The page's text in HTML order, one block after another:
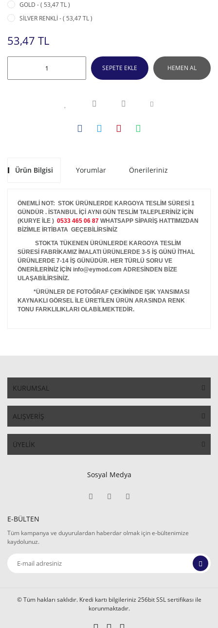
GOLD - ( 53,47 TL )
SİLVER RENKLİ - ( 53,47 TL )
53,47 TL
SEPETE EKLE HEMEN AL
Ürün Bilgisi Yorumlar Önerileriniz
ÖNEMLİ NOT: STOK ÜRÜNLERDE KARGOYA TESLİM SÜRESİ 1
GÜNDÜR . İSTANBUL İÇİ AYNI GÜN TESLİM TALEPLERİNİZ İÇİN
(KURYE İLE ) 0533 465 06 87 WHATSAPP SİPARİŞ HATTIMIZDAN
BİZİMLE İRTİBATA GEÇEBİLİRSİNİZ
STOKTA TÜKENEN ÜRÜNLERDE KARGOYA TESLİM
SÜRESİ FABRİKAMIZ İMALATI ÜRÜNLERDE 3-5 İŞ GÜNÜ İTHAL
ÜRÜNLERDE 7-14 İŞ GÜNÜDÜR. HER TÜRLÜ SORU VE
ÖNERİLERİNİZ İÇİN info@eymod.com ADRESİNDEN BİZE
ULAŞABİLİRSİNİZ.
*ÜRÜNLER DE FOTOĞRAF ÇEKİMİNDE IŞIK YANSIMASI
KAYNAKLI GÖRSEL İLE ÜRETİLEN ÜRÜN ARASINDA RENK
TONU FARKLILIKLARI OLABİLMEKTEDİR.
KURUMSAL
ALIŞVERİŞ
ÜYELİK
Sosyal Medya
E-BÜLTEN
Tüm kampanya ve duyurulardan haberdar olmak için e-bültenimize
kaydolunuz.
© Tüm hakları saklıdır. Kredi kartı bilgileriniz 256bit SSL sertifikası ile
korunmaktadır.